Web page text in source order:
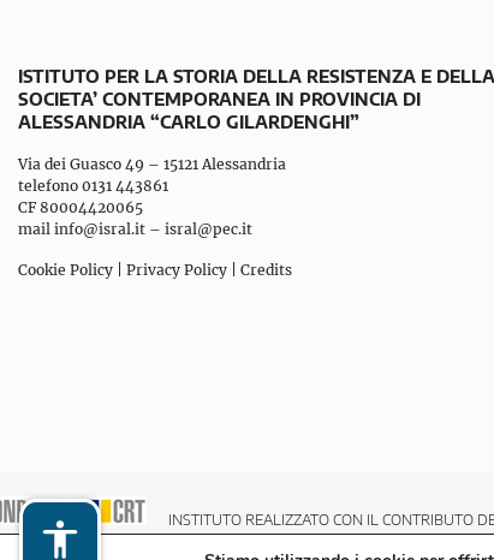
ISTITUTO PER LA STORIA DELLA RESISTENZA E DELLA
SOCIETA’ CONTEMPORANEA IN PROVINCIA DI
ALESSANDRIA “CARLO GILARDENGHI”
Via dei Guasco 49 – 15121 Alessandria
telefono 0131 443861
CF 80004420065
mail info@isral.it – isral@pec.it
Cookie Policy Privacy Policy Credits
INSTITUTO REALIZZATO CON IL CONTRIBUTO